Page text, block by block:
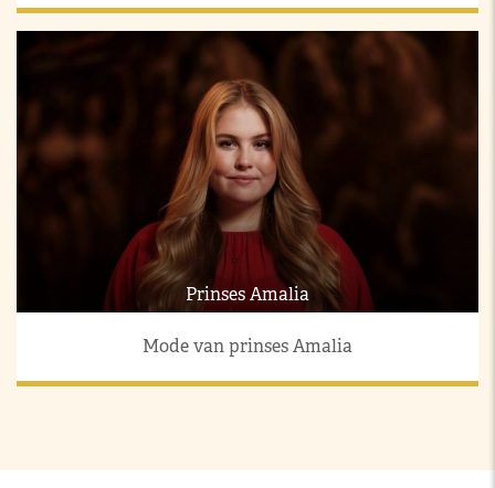
Prinses Amalia
Mode van prinses Amalia